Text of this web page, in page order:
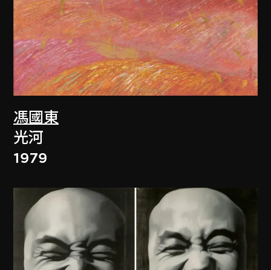
馮國東
光河
1979